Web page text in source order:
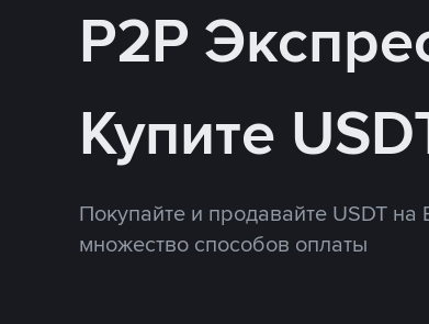
P2P
Купите
Покупайте и продавайте USDT на
множество способов оплаты